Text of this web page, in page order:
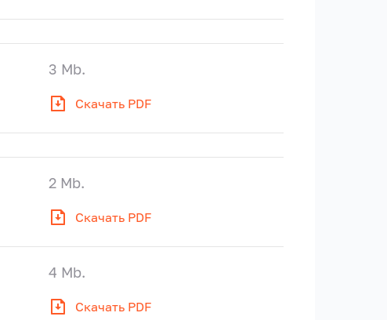
Скачать PDF
3 Mb.
Скачать PDF
2 Mb.
Скачать PDF
4 Mb.